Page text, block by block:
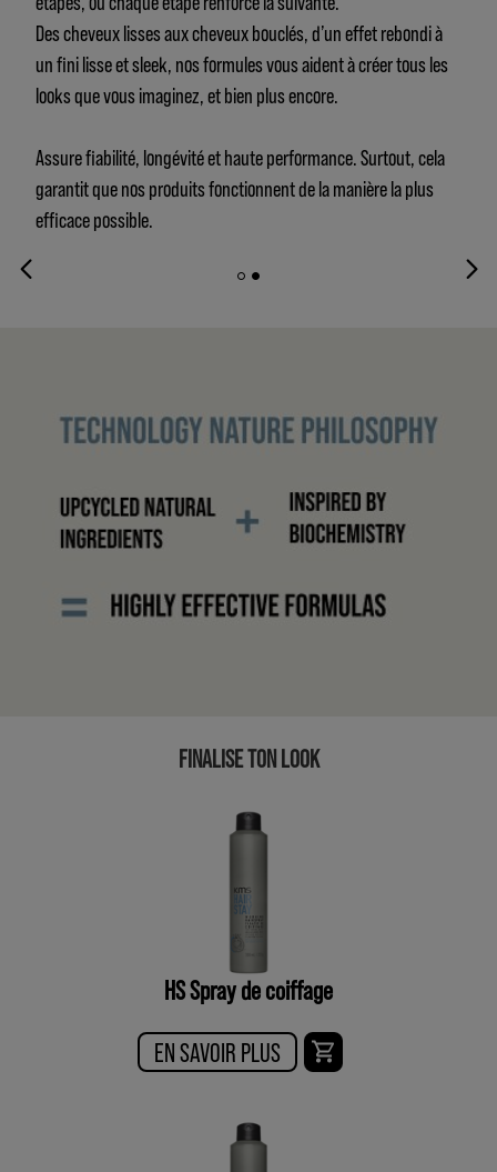
Des cheveux lisses aux cheveux bouclés, d’un effet rebondi à
un fini lisse et sleek, nos formules vous aident à créer tous les
looks que vous imaginez, et bien plus encore.
Assure fiabilité, longévité et haute performance. Surtout, cela
garantit que nos produits fonctionnent de la manière la plus
efficace possible.
FINALISE TON LOOK
HS Spray de coiffage
EN SAVOIR PLUS